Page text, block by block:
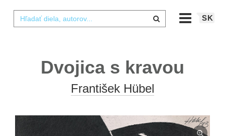
SK
Dvojica s kravou
František Hübel